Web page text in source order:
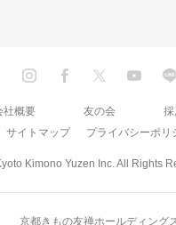
Kimono Yuzen Inc. All Rights
社概要 友の会
採
サイトマップ
プライバシーポリ
京都きもの友禅ホールディング